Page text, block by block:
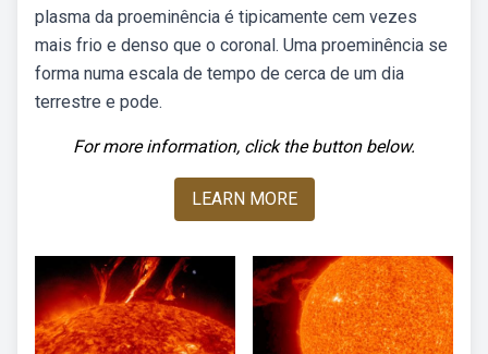
plasma da proeminência é tipicamente cem vezes
mais frio e denso que o coronal. Uma proeminência se
forma numa escala de tempo de cerca de um dia
terrestre e pode.
For more information, click the button below.
LEARN MORE